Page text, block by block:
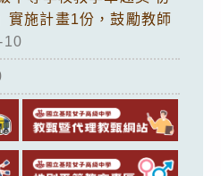
實施計畫1份，鼓勵教師
10